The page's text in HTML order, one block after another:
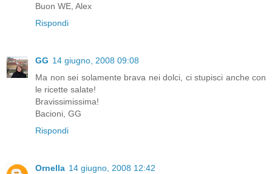
Buon WE, Alex
Rispondi
GG 14 giugno, 2008 09:08
Ma non sei solamente brava nei dolci, ci stupisci anche con
le ricette salate!
Bravissimissima!
Bacioni, GG
Rispondi
Ornella 14 giugno, 2008 12:42